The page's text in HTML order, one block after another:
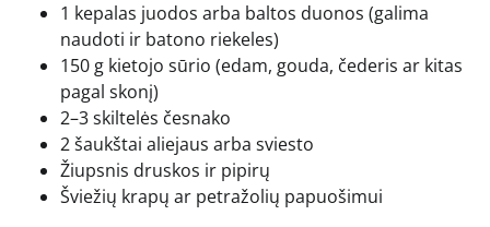
1 kepalas juodos arba baltos duonos (galima
naudoti ir batono riekeles)
150 g kietojo sūrio (edam, gouda, čederis ar kitas
pagal skonį)
2–3 skiltelės česnako
2 šaukštai aliejaus arba sviesto
Žiupsnis druskos ir pipirų
Šviežių krapų ar petražolių papuošimui